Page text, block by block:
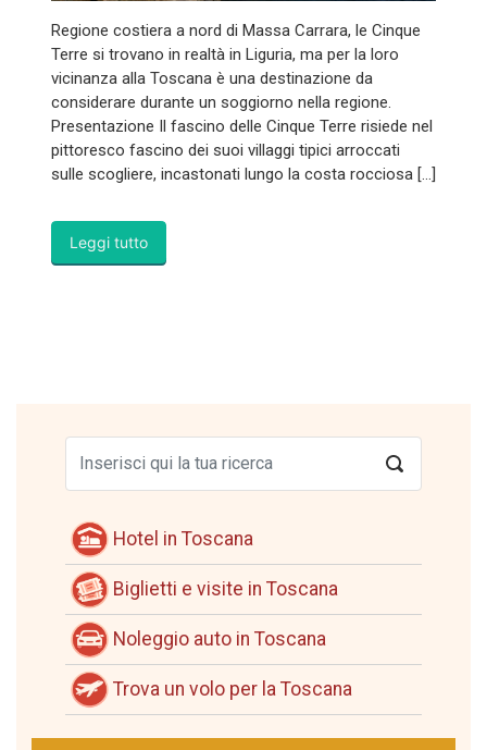
Regione costiera a nord di Massa Carrara, le Cinque
Terre si trovano in realtà in Liguria, ma per la loro
vicinanza alla Toscana è una destinazione da
considerare durante un soggiorno nella regione.
Presentazione Il fascino delle Cinque Terre risiede nel
pittoresco fascino dei suoi villaggi tipici arroccati
sulle scogliere, incastonati lungo la costa rocciosa […]
Leggi tutto
Hotel in Toscana
Biglietti e visite in Toscana
Noleggio auto in Toscana
Trova un volo per la Toscana